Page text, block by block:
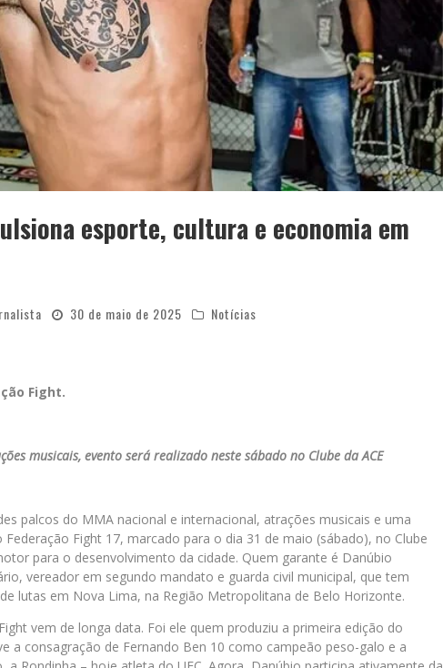
esporte, cultura e economia em
30 de maio de 2025 Notícias
Fight.
musicais, evento será realizado neste sábado no Clube da ACE
palcos do MMA nacional e internacional, atrações musicais e uma
Fight 17, marcado para o dia 31 de maio (sábado), no Clube
para o desenvolvimento da cidade. Quem garante é Danúbio
vereador em segundo mandato e guarda civil municipal, que tem
lutas em Nova Lima, na Região Metropolitana de Belo Horizonte.
vem de longa data. Foi ele quem produziu a primeira edição do
a consagração de Fernando Ben 10 como campeão peso-galo e a